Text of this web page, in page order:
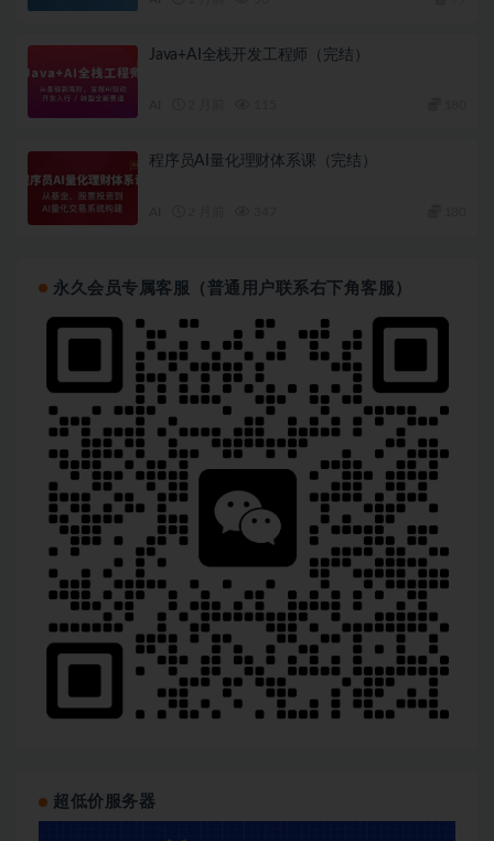
Java+AI全栈开发工程师（完结）
程序员AI量化理财体系课（完结）
永久会员专属客服（普通用户联系右下角客服）
超低价服务器